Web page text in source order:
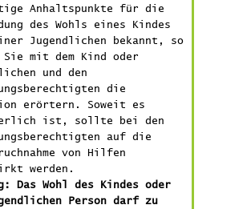
Anhaltspunkte für die
des Wohls eines Kindes
Jugendlichen bekannt, so
mit dem Kind oder
und den
die
erörtern. Soweit es
ist, sollte bei den
auf die
von Hilfen
werden.
Das Wohl des Kindes oder
Person darf zu